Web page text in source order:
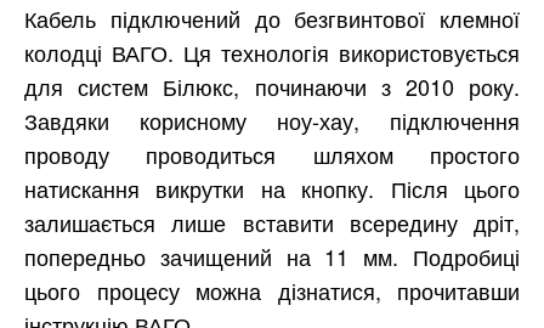
Кабель підключений до безгвинтової клемної
колодці ВАГО. Ця технологія використовується
для систем Білюкс, починаючи з 2010 року.
Завдяки корисному ноу-хау, підключення
проводу проводиться шляхом простого
натискання викрутки на кнопку. Після цього
залишається лише вставити всередину дріт,
попередньо зачищений на 11 мм. Подробиці
цього процесу можна дізнатися, прочитавши